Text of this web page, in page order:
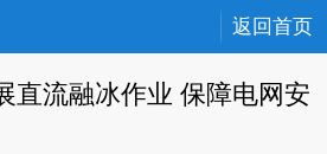
返回首页
直流融冰作业 保障电网安